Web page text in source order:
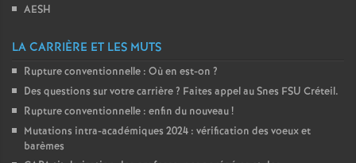
a
s
AESH
LA CARRIÈRE ET LES MUTS
Rupture conventionnelle : Où en est-on ?
Des questions sur votre carrière? Faites appel au Snes FSU Créteil.
Rupture conventionnelle : enfin du nouveau!
Mutations intra-académiques 2024 : vérification des voeux et
barèmes